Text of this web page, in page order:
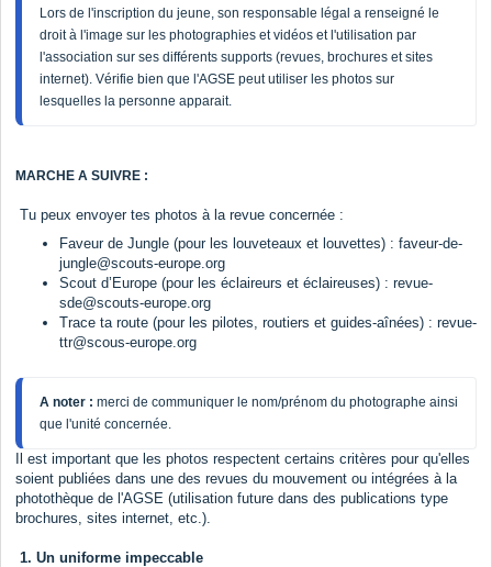
Lors de l'inscription du jeune, son responsable légal a renseigné le
droit à l'image sur les photographies et vidéos et l'utilisation par
l'association sur ses différents supports (revues, brochures et sites
internet). Vérifie bien que l'AGSE peut utiliser les photos sur
lesquelles la personne apparait.
MARCHE A SUIVRE :
Tu peux envoyer tes photos à la revue concernée :
Faveur de Jungle (pour les louveteaux et louvettes) : faveur-de-
jungle@scouts-europe.org
Scout d’Europe (pour les éclaireurs et éclaireuses) : revue-
sde@scouts-europe.org
Trace ta route (pour les pilotes, routiers et guides-aînées) : revue-
ttr@scous-europe.org
A noter : merci de communiquer le nom/prénom du photographe ainsi
que l'unité concernée.
Il est important que les photos respectent certains critères pour qu'elles
soient publiées dans une des revues du mouvement ou intégrées à la
photothèque de l'AGSE (utilisation future dans des publications type
brochures, sites internet, etc.).
1. Un uniforme impeccable